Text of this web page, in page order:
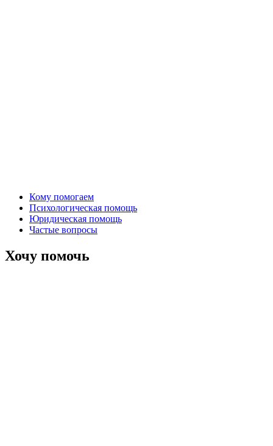
Кому помогаем
Психологическая помощь
Юридическая помощь
Частые вопросы
Хочу помочь